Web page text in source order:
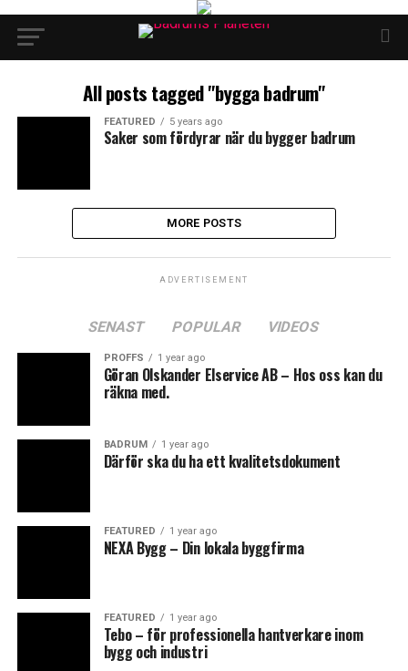
All posts tagged "bygga badrum"
FEATURED 5 years ago
Saker som fördyrar när du bygger badrum
MORE POSTS
ADVERTISEMENT
SENAST POPULAR VIDEOS
PROFFS 1 year ago
Göran Olskander Elservice AB – Hos oss kan du
räkna med.
BADRUM 1 year ago
Därför ska du ha ett kvalitetsdokument
FEATURED 1 year ago
NEXA Bygg – Din lokala byggfirma
FEATURED 1 year ago
Tebo – för professionella hantverkare inom
bygg och industri